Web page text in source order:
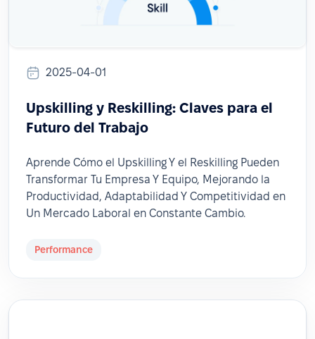
2025-04-01
Upskilling y Reskilling: Claves para el
Futuro del Trabajo
Aprende Cómo el Upskilling Y el Reskilling Pueden
Transformar Tu Empresa Y Equipo, Mejorando la
Productividad, Adaptabilidad Y Competitividad en
Un Mercado Laboral en Constante Cambio.
Performance